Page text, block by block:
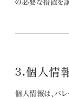
の必要な措置を
3.個人情
個人情報は、パ